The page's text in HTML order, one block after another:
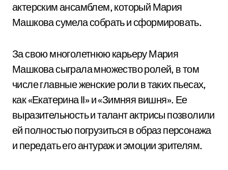
актерским ансамблем, который Мария
Машкова сумела собрать и сформировать.
За свою многолетнюю карьеру Мария
Машкова сыграла множество ролей, в том
числе главные женские роли в таких пьесах,
как «Екатерина II» и «Зимняя вишня». Ее
выразительность и талант актрисы позволили
ей полностью погрузиться в образ персонажа
и передать его антураж и эмоции зрителям.